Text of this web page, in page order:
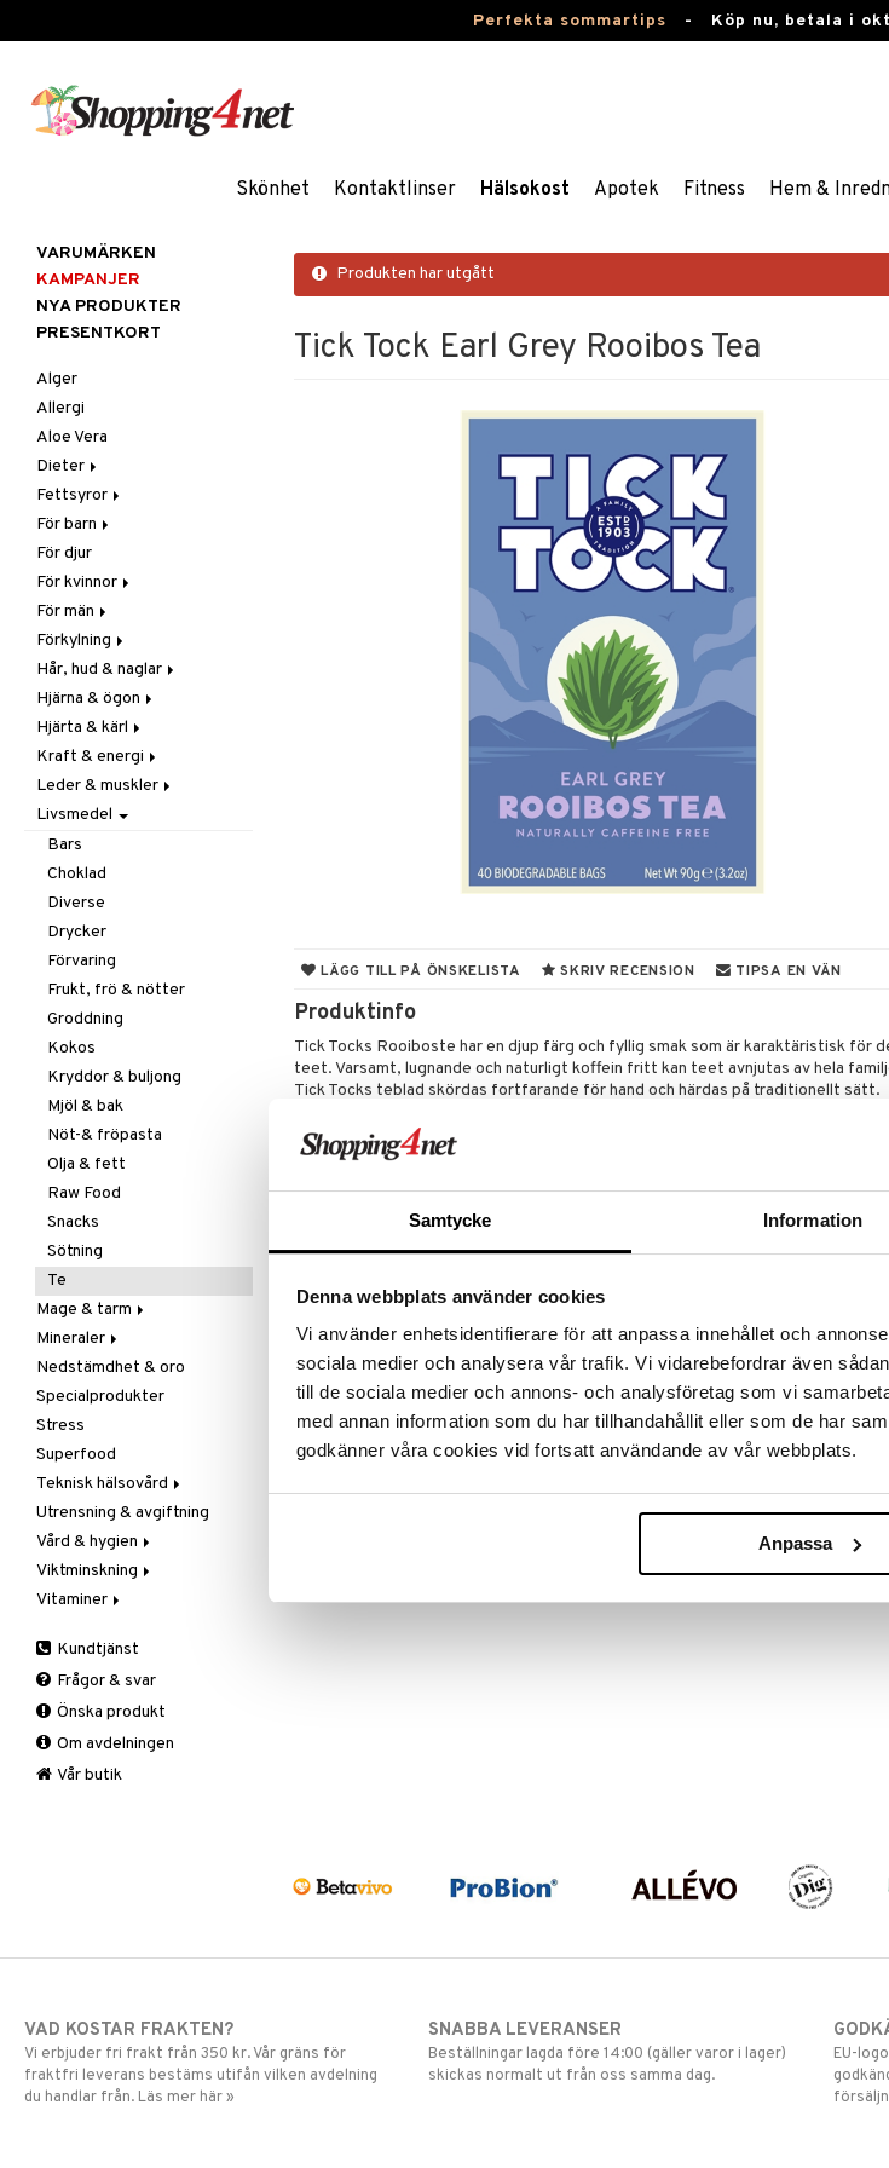
Samtycke Information
Denna webbplats använder cookies
Vi använder enhetsidentifierare för att anpassa innehållet och
sociala medier och analysera vår trafik. Vi vidarebefordrar även
till de sociala medier och annons- och analysföretag som vi
med annan information som du har tillhandahållit eller som de har
godkänner våra cookies vid fortsatt användande av vår webbplats.
Anpassa
Perfekta sommartips - Köp nu, betala i
Skönhet Kontaktlinser Hälsokost Apotek Fitness Hem &
Produkten har utgått
Tick Tock Earl Grey Rooibos Tea
LÄGG TILL PÅ ÖNSKELISTA SKRIV RECENSION TIPSA EN VÄN
Produktinfo
Tick Tocks Rooiboste har en djup färg och fyllig smak som är karaktäristisk för
teet. Varsamt, lugnande och naturligt koffein fritt kan teet avnjutas av hela
Tick Tocks teblad skördas fortfarande för hand och härdas på traditionellt sätt.
härdningen är på topp. Ett tecken är att det börjar att ge ut en läcker söt doft
lockar vilda bin.
Roiboos Earl Grey är en naturligt koffeinfri blandning av två klassiska te-
och samma tillfredsställande kopp.
Ingredienser
Artikelnr
HEGRT-X5-40
VARUMÄRKEN
KAMPANJER
NYA PRODUKTER
PRESENTKORT
Alger
Allergi
Aloe Vera
Dieter
Glutenintolerans
LCHF
Raw Food
Fettsyror
Marina fettsyror
Veg fettsyror
För barn
Fettsyror
Hudvård
Vitamin & mineral
För djur
För kvinnor
Graviditet & amning
Klimakterie & PMS
Näringstillskott
Övriga
Sex & lust
Skelett
Urinvägar
För män
Näringstillskott
Övriga
Prostata
Sex & lust
Förkylning
C-vitamin
Förebyggande &
lindrande
Hostdämpande
Öron, näsa & hals
Övriga
Virushämmande
Vitlök
Hår, hud & naglar
Hår
Kosttillskott
Sol & pigment
Hjärna & ögon
Fettsyror
Minne
Ögon
Hjärta & kärl
Ginkgo biloba
Kärlstärkande
Kolesterolsänkande
Marina fettsyror
Veg fettsyror
Kraft & energi
Ginseng
Övriga
Prestation
Q-10
Rosenrot
Schizandra
Leder & muskler
Kosttillskott
Utvärtes
Livsmedel
Bars
Choklad
Diverse
Drycker
Förvaring
Frukt, frö & nötter
Groddning
Kokos
Kryddor & buljong
Mjöl & bak
Nöt-& fröpasta
Olja & fett
Raw Food
Snacks
Sötning
Te
Mage & tarm
Drycker
Fibrer
Matsmältning
Syrareglerande
Tarm
Utrensning
Mineraler
Järn
Kalcium
Krom
Magnesium
Multimineraler
Övriga
Selen
Zink
Nedstämdhet & oro
Specialprodukter
Stress
Superfood
Teknisk hälsovård
Ljusterapi
Luftfuktare
Massage
Övrigt
Utrensning & avgiftning
Vård & hygien
Ansiktsvård
Cremer
Rakprodukter
Rengöring
Specialprodukter
Giftset
Fotvård
Handvård
Tillbehör
Hårvård
Balsam
Schampo
Specialprodukter
Intim
Kosmetika
Hud
Läppar
Kropp
Bad, dusch & tvål
Mun & tänder
Viktminskning
Äppelcidervinäger
Fasta
Fettförbränning
Måltidsersättning
Övriga
Vitaminer
Antioxidanter
B vitaminer
Barn
C vitaminer
Kvinna
Kundtjänst
Frågor & svar
Önska produkt
Om avdelningen
Vår butik
VAD KOSTAR FRAKTEN?
Vi erbjuder fri frakt från 350 kr. Vår gräns för
fraktfri leverans bestäms utifån vilken avdelning
du handlar från. Läs mer här »
SNABBA LEVERANSER
Beställningar lagda före 14:00 (gäller varor i lager)
skickas normalt ut från oss samma dag.
EU-